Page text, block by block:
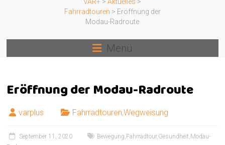
Fahrradtouren > Eröffnung der
Modau-Radroute
Menü
Eröffnung der Modau-Radroute
varplus Fahrradtouren,Wegweisung
September 11, 2020 Bewegung, Fahrradtour,Gesundheit, Modau-